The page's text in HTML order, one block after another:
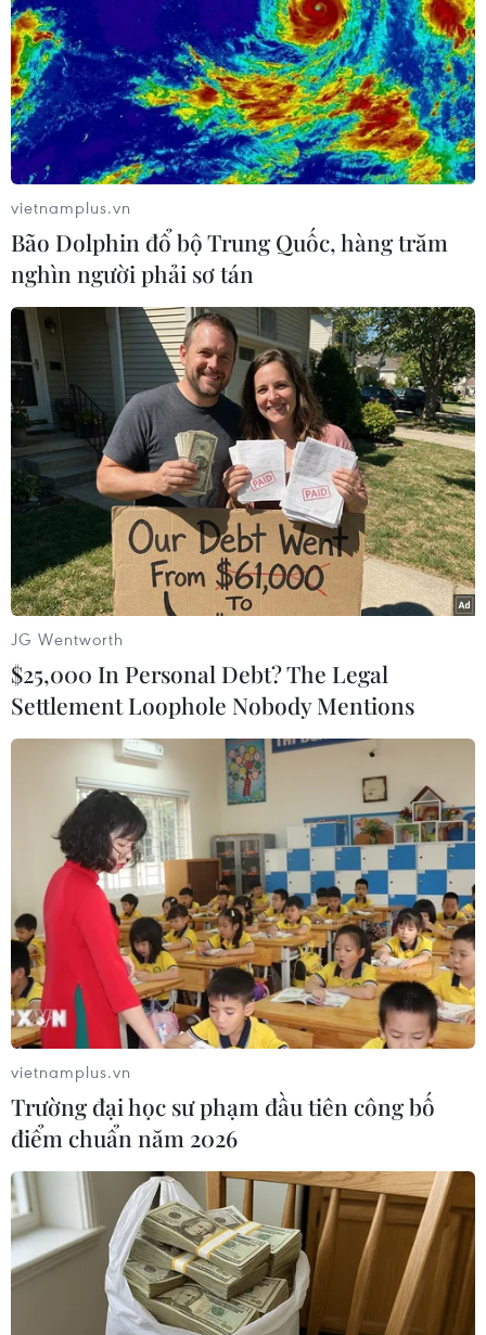
Fatima cho biết, lúc đầu có khá nhiều người tỏ ra e ngại với việc
Tuy nhiên, sau khi nghe Fatima giải thích, hầu hết các bà bầu
đã gật đầu đồng ý. (Nguồn: Caters News Agency)
Các tác phẩm của Fatima rất đa dạng, từ các loài động vật,
cảnh thiên nhiên đến tranh 3D. (Nguồn: Caters News Agency)
vietnamplus.vn
Bão Dolphin đổ bộ Trung Quốc, hàng trăm
nghìn người phải sơ tán
JG Wentworth
$25,000 In Personal Debt? The Legal
Settlement Loophole Nobody Mentions
vietnamplus.vn
Trường đại học sư phạm đầu tiên công bố
điểm chuẩn năm 2026